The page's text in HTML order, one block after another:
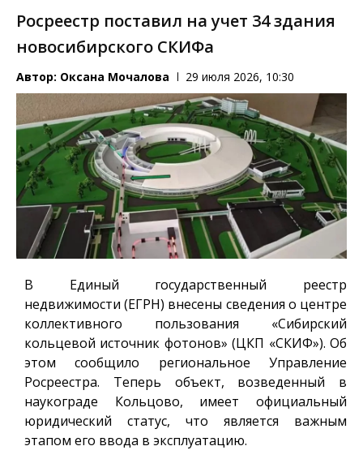
Росреестр поставил на учет 34 здания
новосибирского СКИФа
Автор: Оксана Мочалова 29 июля 2026, 10:30
В Единый государственный реестр
недвижимости (ЕГРН) внесены сведения о центре
коллективного пользования «Сибирский
кольцевой источник фотонов» (ЦКП «СКИФ»). Об
этом сообщило региональное Управление
Росреестра. Теперь объект, возведенный в
наукограде Кольцово, имеет официальный
юридический статус, что является важным
этапом его ввода в эксплуатацию.